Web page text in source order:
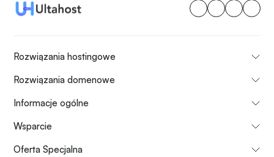
Rozwiązania hostingowe
Rozwiązania domenowe
Informacje ogólne
Wsparcie
Oferta Specjalna